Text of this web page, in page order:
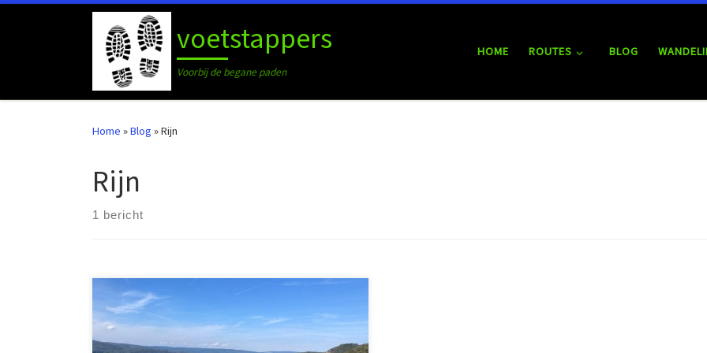
voetstappers
Voorbij de begane paden
HOME ROUTES BLOG
Home »Blog »Rijn
Rijn
1 bericht
Klimmen en dalen langs de romantische Rijn In
Duitsland zijn diverse lange afstandswandelpaden
uitgezet. Vaak worden ze aangeduid met het woord